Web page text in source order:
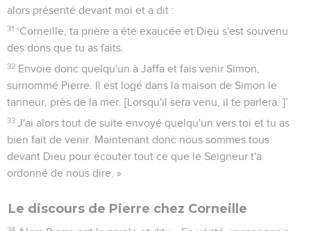
alors présenté devant moi et a dit :
31 ‘Corneille, ta prière a été exaucée et Dieu s'est souvenu
des dons que tu as faits.
32 Envoie donc quelqu'un à Jaffa et fais venir Simon,
surnommé Pierre. Il est logé dans la maison de Simon le
tanneur, près de la mer. [Lorsqu'il sera venu, il te parlera. ]’
33 J'ai alors tout de suite envoyé quelqu'un vers toi et tu as
bien fait de venir. Maintenant donc nous sommes tous
devant Dieu pour écouter tout ce que le Seigneur t'a
ordonné de nous dire. »
Le discours de Pierre chez Corneille
34